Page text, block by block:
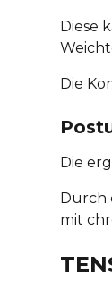
Diese
Die
Die
Durch
mit